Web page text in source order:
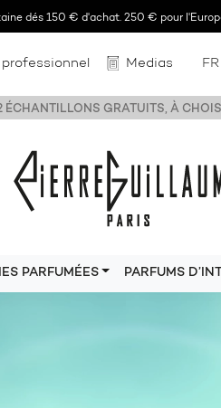
dés 150 € d'achat. 250 € pour
Medias FR
ÉCHANTILLONS GRATUITS, À
PARFUMÉES PARFUMS